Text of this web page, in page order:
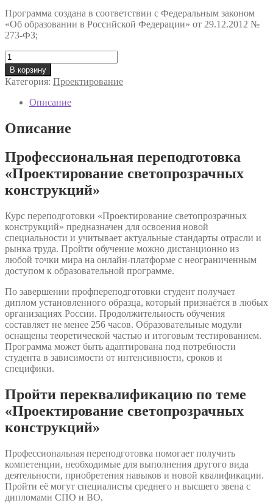
Программа создана в соответствии с Федеральным законом
«Об образовании в Российской Федерации» от 29.12.2012 №
273-ФЗ;
Количество
товара
Профессиональная
переподготовка
«Проектирование
светопрозрачных
конструкций»
В корзину
Категория: Проектирование
Описание
Описание
Профессиональная переподготовка
«Проектирование светопрозрачных
конструкций»
Курс переподготовки «Проектирование светопрозрачных
конструкций» предназначен для освоения новой
специальности и учитывает актуальные стандарты отрасли и
рынка труда. Пройти обучение можно дистанционно из
любой точки мира на онлайн-платформе с неограниченным
доступом к образовательной программе.
По завершении профпереподготовки студент получает
диплом установленного образца, который признаётся в любых
организациях России. Продолжительность обучения
составляет не менее 256 часов. Образовательные модули
оснащены теоретической частью и итоговым тестированием.
Программа может быть адаптирована под потребности
студента в зависимости от интенсивности, сроков и
специфики.
Пройти переквалификацию по теме
«Проектирование светопрозрачных
конструкций»
Профессиональная переподготовка помогает получить
компетенции, необходимые для выполнения другого вида
деятельности, приобретения навыков и новой квалификации.
Пройти её могут специалисты среднего и высшего звена с
дипломами СПО и ВО.